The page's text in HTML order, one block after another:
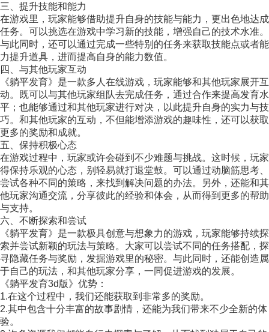
三、提升技能和能力
在游戏里，玩家能够借助提升自身的技能与能力，更出色地达成
任务。可以挑选在游戏中学习新的技能，增强自己的技术水准。
与此同时，还可以通过完成一些特别的任务来获取技能点或者能
力提升道具，进而提高自身的能力数值。
四、与其他玩家互动
《躺平发育》是一款多人在线游戏，玩家能够和其他玩家展开互
动。既可以与其他玩家组队去完成任务，通过合作来提高发育水
平；也能够通过和其他玩家进行对决，以此提升自身的实力与技
巧。和其他玩家的互动，不但能增添游戏的趣味性，还可以获取
更多的奖励和成就。
五、保持积极心态
在游戏过程中，玩家或许会碰到不少难题与挑战。这时候，玩家
得保持乐观的心态，别轻易就打退堂鼓。可以通过动脑筋思考、
尝试各种不同的策略，来找到解决问题的办法。另外，还能和其
他玩家沟通交流，分享彼此的经验和体会，从而得到更多的帮助
与支持。
六、不断探索和尝试
《躺平发育》是一款极具创意与想象力的游戏，玩家能够持续探
索并尝试新颖的玩法与策略。大家可以尝试不同的任务搭配，探
寻隐藏任务与奖励，发掘游戏里的秘密。与此同时，还能创造属
于自己的玩法，和其他玩家分享，一同促进游戏的发展。
《躺平发育3d版》优势：
1.在这个过程中，我们还能获取到非常多的奖励。
2.其中包含十分丰富的故事剧情，还能为我们带来不少全新的体
验。